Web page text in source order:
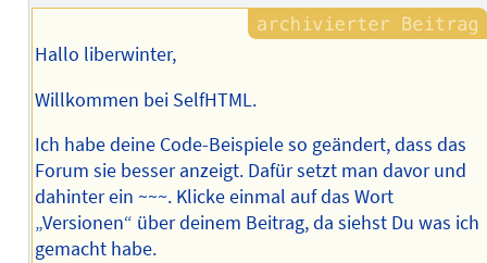
Hallo liberwinter,
Willkommen bei SelfHTML.
Ich habe deine Code-Beispiele so geändert, dass das
Forum sie besser anzeigt. Dafür setzt man davor und
dahinter ein ~~~. Klicke einmal auf das Wort
„Versionen“ über deinem Beitrag, da siehst Du was ich
gemacht habe.